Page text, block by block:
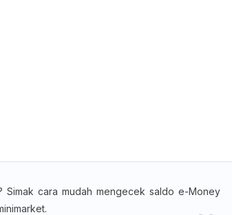
cara mudah mengecek saldo e-Money